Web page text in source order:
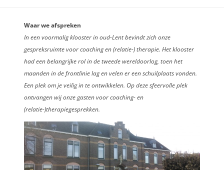
Waar we afspreken
In een voormalig klooster in oud-Lent bevindt zich onze
gespreksruimte voor coaching en (relatie-) therapie. Het klooster
had een belangrijke rol in de tweede wereldoorlog, toen het
maanden in de frontlinie lag en velen er een schuilplaats vonden.
Een plek om je veilig in te ontwikkelen. Op deze sfeervolle plek
ontvangen wij onze gasten voor coaching- en
(relatie-)therapiegesprekken.